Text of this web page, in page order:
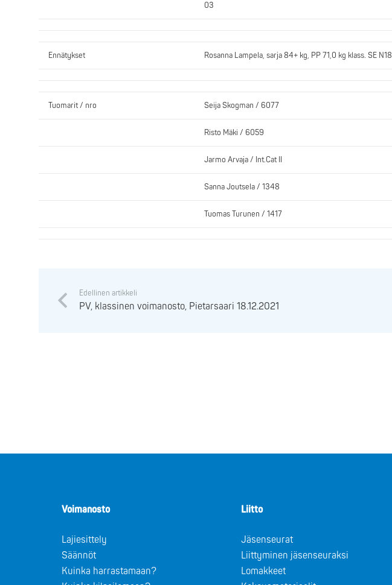
03
Ennätykset Rosanna Lampela, sarja 84+ kg, PP 71,0 kg klass. SE N18
Tuomarit / nro Seija Skogman / 6077
Risto Mäki / 6059
Jarmo Arvaja / Int.Cat II
Sanna Joutsela / 1348
Tuomas Turunen / 1417
Edellinen artikkeli
PV, klassinen voimanosto, Pietarsaari 18.12.2021
Voimanosto
Lajiesittely
Säännöt
Kuinka harrastamaan?
Liitto
Jäsenseurat
Liittyminen jäsenseuraksi
Lomakkeet